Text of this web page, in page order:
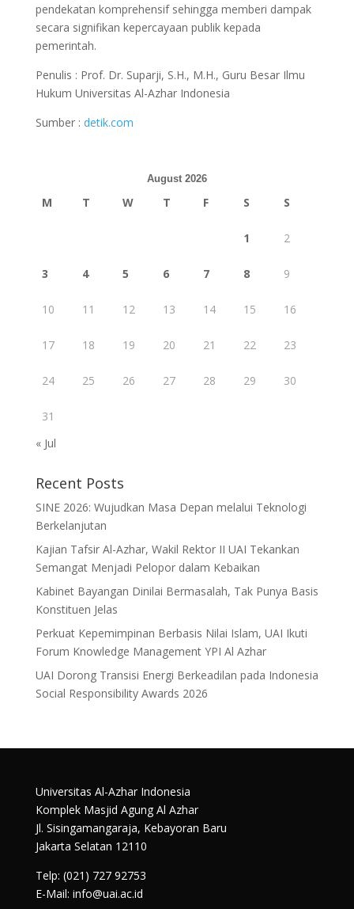
pendekatan komprehensif sehingga memberi dampak
secara signifikan kepercayaan publik kepada
pemerintah.
Penulis : Prof. Dr. Suparji, S.H., M.H., Guru Besar Ilmu
Hukum Universitas Al-Azhar Indonesia
Sumber : detik.com
August 2026
M T W T F S S
1 2
3 4 5 6 7 8 9
10 11 12 13 14 15 16
17 18 19 20 21 22 23
24 25 26 27 28 29 30
31
« Jul
Recent Posts
SINE 2026: Wujudkan Masa Depan melalui Teknologi
Berkelanjutan
Kajian Tafsir Al-Azhar, Wakil Rektor II UAI Tekankan
Semangat Menjadi Pelopor dalam Kebaikan
Kabinet Bayangan Dinilai Bermasalah, Tak Punya Basis
Konstituen Jelas
Perkuat Kepemimpinan Berbasis Nilai Islam, UAI Ikuti
Forum Knowledge Management YPI Al Azhar
UAI Dorong Transisi Energi Berkeadilan pada Indonesia
Social Responsibility Awards 2026
Universitas Al-Azhar Indonesia
Komplek Masjid Agung Al Azhar
Jl. Sisingamangaraja, Kebayoran Baru
Jakarta Selatan 12110
Telp: (021) 727 92753
E-Mail: info@uai.ac.id